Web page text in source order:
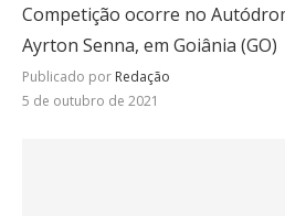
Competição ocorre no
Ayrton Senna, em Goiânia (GO)
Publicado por Redação
5 de outubro de 2021